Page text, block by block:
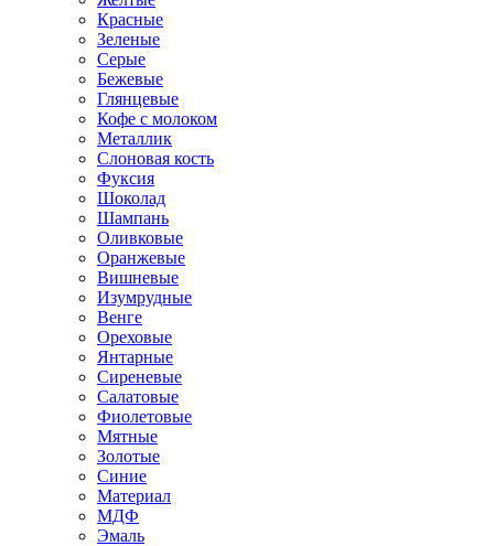
Красные
Зеленые
Серые
Бежевые
Глянцевые
Кофе с молоком
Металлик
Слоновая кость
Фуксия
Шоколад
Шампань
Оливковые
Оранжевые
Вишневые
Изумрудные
Венге
Ореховые
Янтарные
Сиреневые
Салатовые
Фиолетовые
Мятные
Золотые
Синие
Материал
МДФ
Эмаль